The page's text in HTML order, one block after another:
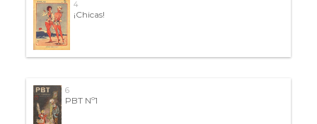
4
¡Chicas!
6
PBT Nº1